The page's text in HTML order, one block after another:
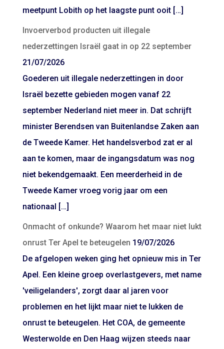
meetpunt Lobith op het laagste punt ooit […]
Invoerverbod producten uit illegale
nederzettingen Israël gaat in op 22 september
21/07/2026
Goederen uit illegale nederzettingen in door
Israël bezette gebieden mogen vanaf 22
september Nederland niet meer in. Dat schrijft
minister Berendsen van Buitenlandse Zaken aan
de Tweede Kamer. Het handelsverbod zat er al
aan te komen, maar de ingangsdatum was nog
niet bekendgemaakt. Een meerderheid in de
Tweede Kamer vroeg vorig jaar om een
nationaal […]
Onmacht of onkunde? Waarom het maar niet lukt
onrust Ter Apel te beteugelen 19/07/2026
De afgelopen weken ging het opnieuw mis in Ter
Apel. Een kleine groep overlastgevers, met name
'veiligelanders', zorgt daar al jaren voor
problemen en het lijkt maar niet te lukken de
onrust te beteugelen. Het COA, de gemeente
Westerwolde en Den Haag wijzen steeds naar